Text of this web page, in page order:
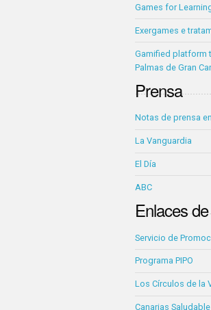
Games for
Exergames e
Gamified platform
Palmas de Gran
Prensa
Notas de prensa
La Vanguardia
El Día
ABC
Enlaces
Servicio de
Programa PIPO
Los Círculos de la
Canarias Saludable